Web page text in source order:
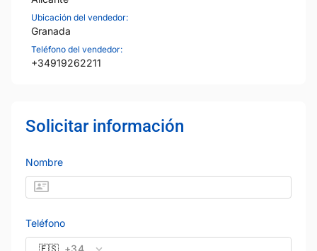
Ubicación del vendedor:
Granada
Teléfono del vendedor:
+34919262211
Solicitar información
Nombre
Teléfono
🇪🇸 +34